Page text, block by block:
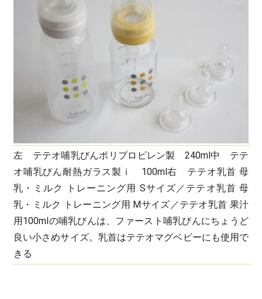
左 テテオ哺乳びんポリプロピレン製 240ml中 テテ
オ哺乳びん耐熱ガラス製ｉ 100ml右 テテオ乳首 母
乳・ミルク トレーニング用 Sサイズ／テテオ乳首 母
乳・ミルク トレーニング用 Mサイズ／テテオ乳首 果汁
用100mlの哺乳びんは、ファースト哺乳びんにちょうど
良い小さめサイズ。乳首はテテオマグベビーにも使用で
きる